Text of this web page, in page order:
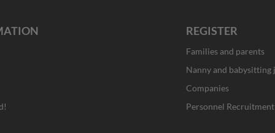
REGISTER
Families and parents
Nanny and babysitting
Companies
Personnel Recruitment